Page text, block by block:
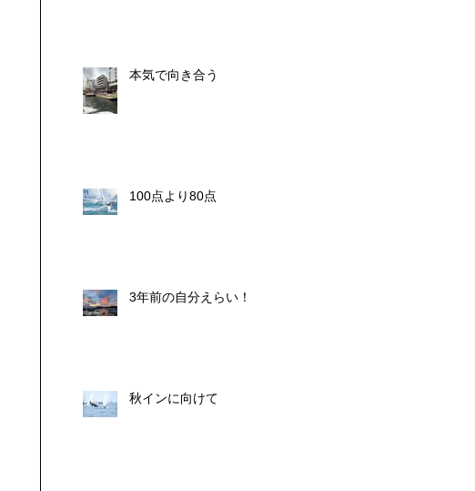
本気で向き合う
100点より80点
3年前の自分えらい！
秋インに向けて